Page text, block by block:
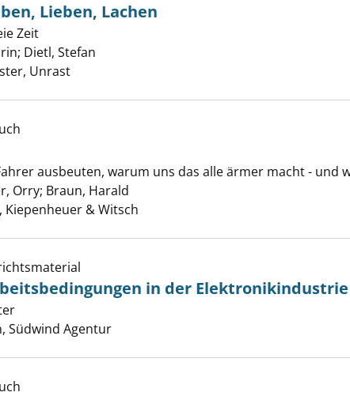
zum Leben, Lieben, Lachen anzeigen
Lieben, Lachen
Zeit
; Dietl, Stefan
Unrast
anzeigen
ausbeuten, warum uns das alle ärmer macht - und
Orry; Braun, Harald
Kiepenheuer & Witsch
zu den Arbeitsbedingungen in der Elektronikindustrie
in der Elektronikindustrie
Südwind Agentur